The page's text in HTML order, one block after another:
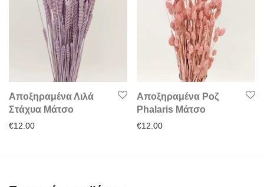
Αποξηραμένα Λιλά
Στάχυα Μάτσο
€12.00
Αποξηραμένα Ροζ
Phalaris Μάτσο
€12.00